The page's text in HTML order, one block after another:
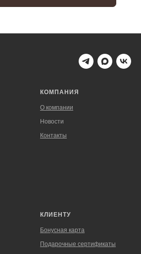
КОМПАНИЯ
О компании
Новости
Контакты
КЛИЕНТУ
Бонусная карта
Подарочные сертификаты